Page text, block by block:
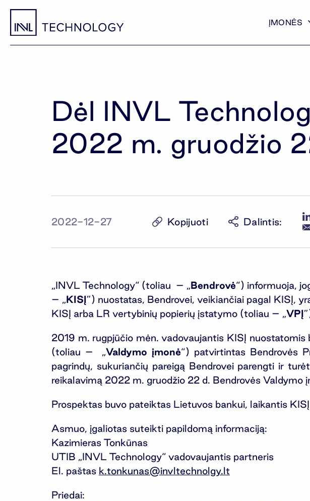
ĮMONĖS
Dėl INVL
2022 m. gruodžio
2022-12-27 Kopijuoti Dalintis:
„INVL Technology“ (toliau – „Bendrovė“) informuoja,
– „KISĮ”) nuostatas, Bendrovei, veikiančiai pagal KISĮ,
KISĮ arba LR vertybinių popierių įstatymo (toliau – „VPĮ
2019 m. rugpjūčio mėn. vadovaujantis KISĮ
(toliau – „Valdymo įmonė“) patvirtintas Bendrovės
pagrindų, sukuriančių pareigą Bendrovei parengti ir
reikalavimą 2022 m. gruodžio 22 d. Bendrovės
Prospektas buvo pateiktas Lietuvos bankui, laikantis
Asmuo, įgaliotas suteikti papildomą informaciją:
Kazimieras Tonkūnas
UTIB „INVL Technology“ vadovaujantis partneris
El. paštas k.tonkunas@invltechnolgy.lt
Priedai: